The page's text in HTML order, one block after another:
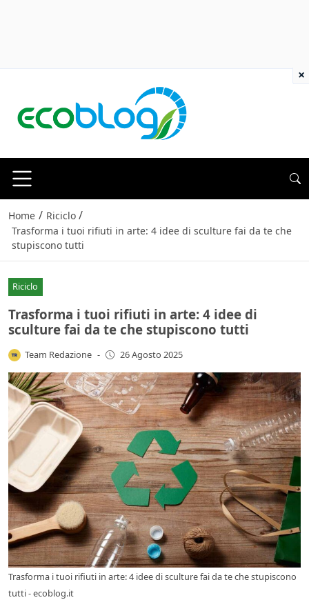
Home / Riciclo /
Trasforma i tuoi rifiuti in arte: 4 idee di sculture fai da te che
stupiscono tutti
Riciclo
Trasforma i tuoi rifiuti in arte: 4 idee di
sculture fai da te che stupiscono tutti
Team Redazione - 26 Agosto 2025
Trasforma i tuoi rifiuti in arte: 4 idee di sculture fai da te che stupiscono
tutti - ecoblog.it
×